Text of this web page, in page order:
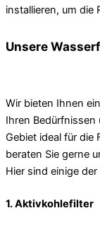
installieren, um die
Unsere
Wir bieten Ihnen
Ihren Bedürfnissen
Gebiet ideal für die
beraten Sie gerne
Hier sind einige
1. Aktivkohlefilter